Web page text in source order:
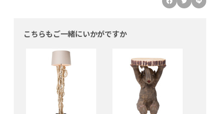
こちらもご一緒にいかがですか